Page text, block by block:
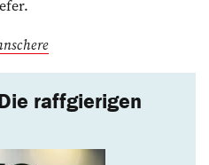
raff­gierigen